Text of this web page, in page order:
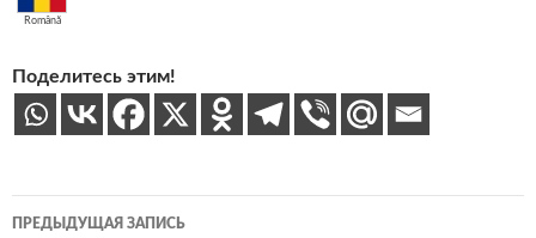
Română
Поделитесь этим!
Навигация
ПРЕДЫДУЩАЯ ЗАПИСЬ